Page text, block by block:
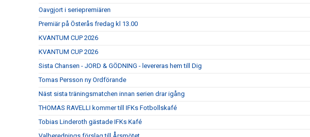
Oavgjort i seriepremiären
Premiär på Österås fredag kl 13.00
KVANTUM CUP 2026
KVANTUM CUP 2026
Sista Chansen - JORD & GÖDNING - levereras hem till Dig
Tomas Persson ny Ordförande
Näst sista träningsmatchen innan serien drar igång
THOMAS RAVELLI kommer till IFKs Fotbollskafé
Tobias Linderoth gästade IFKs Kafé